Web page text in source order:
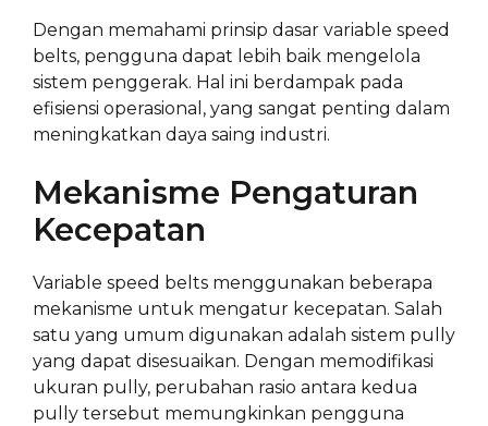
Dengan memahami prinsip dasar variable speed
belts, pengguna dapat lebih baik mengelola
sistem penggerak. Hal ini berdampak pada
efisiensi operasional, yang sangat penting dalam
meningkatkan daya saing industri.
Mekanisme Pengaturan
Kecepatan
Variable speed belts menggunakan beberapa
mekanisme untuk mengatur kecepatan. Salah
satu yang umum digunakan adalah sistem pully
yang dapat disesuaikan. Dengan memodifikasi
ukuran pully, perubahan rasio antara kedua
pully tersebut memungkinkan pengguna